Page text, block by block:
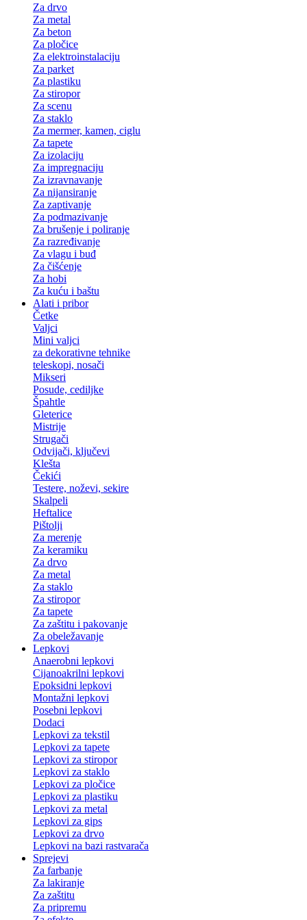
Za drvo
Za metal
Za beton
Za pločice
Za elektroinstalaciju
Za parket
Za plastiku
Za stiropor
Za scenu
Za staklo
Za mermer, kamen, ciglu
Za tapete
Za izolaciju
Za impregnaciju
Za izravnavanje
Za nijansiranje
Za zaptivanje
Za podmazivanje
Za brušenje i poliranje
Za razređivanje
Za vlagu i buđ
Za čišćenje
Za hobi
Za kuću i baštu
Alati i pribor
Četke
Valjci
Mini valjci
za dekorativne tehnike
teleskopi, nosači
Mikseri
Posude, cediljke
Špahtle
Gleterice
Mistrije
Strugači
Odvijači, ključevi
Klešta
Čekići
Testere, noževi, sekire
Skalpeli
Heftalice
Pištolji
Za merenje
Za keramiku
Za drvo
Za metal
Za staklo
Za stiropor
Za tapete
Za zaštitu i pakovanje
Za obeležavanje
Lepkovi
Anaerobni lepkovi
Cijanoakrilni lepkovi
Epoksidni lepkovi
Montažni lepkovi
Posebni lepkovi
Dodaci
Lepkovi za tekstil
Lepkovi za tapete
Lepkovi za stiropor
Lepkovi za staklo
Lepkovi za pločice
Lepkovi za plastiku
Lepkovi za metal
Lepkovi za gips
Lepkovi za drvo
Lepkovi na bazi rastvarača
Sprejevi
Za farbanje
Za lakiranje
Za zaštitu
Za pripremu